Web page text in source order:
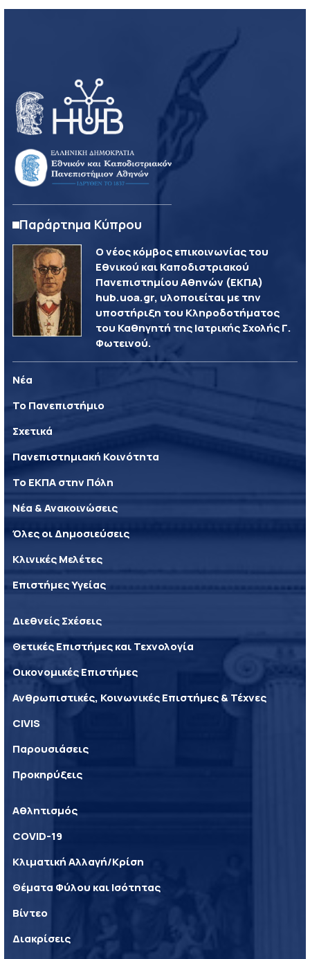
Παράρτημα Κύπρου
Ο νέος κόμβος επικοινωνίας του
Εθνικού και Καποδιστριακού
Πανεπιστημίου Αθηνών (ΕΚΠΑ)
hub.uoa.gr, υλοποιείται με την
υποστήριξη του Κληροδοτήματος
του Καθηγητή της Ιατρικής Σχολής Γ.
Φωτεινού.
Νέα
Το Πανεπιστήμιο
Σχετικά
Πανεπιστημιακή Κοινότητα
Το ΕΚΠΑ στην Πόλη
Νέα & Ανακοινώσεις
Όλες οι Δημοσιεύσεις
Κλινικές Μελέτες
Επιστήμες Υγείας
Διεθνείς Σχέσεις
Θετικές Επιστήμες και Τεχνολογία
Οικονομικές Επιστήμες
Ανθρωπιστικές, Κοινωνικές Επιστήμες & Τέχνες
CIVIS
Παρουσιάσεις
Προκηρύξεις
Αθλητισμός
COVID-19
Κλιματική Αλλαγή/Κρίση
Θέματα Φύλου και Ισότητας
Βίντεο
Διακρίσεις